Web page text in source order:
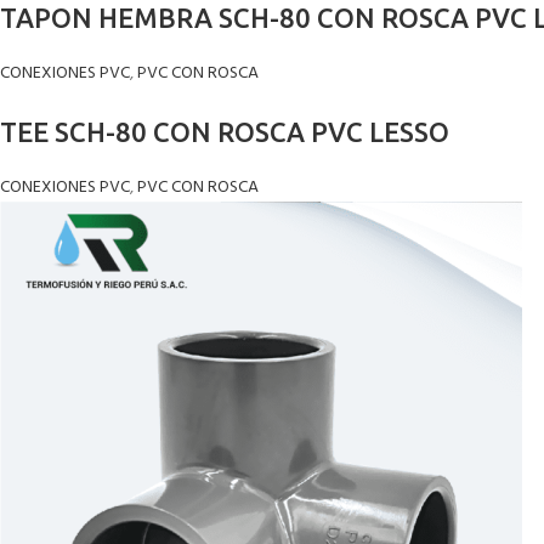
TAPON HEMBRA SCH-80 CON ROSCA PVC
CONEXIONES PVC,PVC CON ROSCA
TEE SCH-80 CON ROSCA PVC LESSO
CONEXIONES PVC,PVC CON ROSCA